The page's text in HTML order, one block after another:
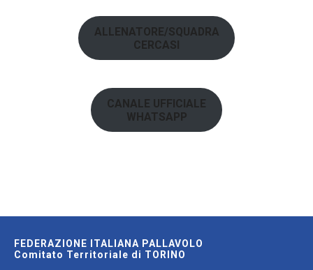
ALLENATORE/SQUADRA
CERCASI
CANALE UFFICIALE
WHATSAPP
FEDERAZIONE ITALIANA PALLAVOLO
Comitato Territoriale di TORINO